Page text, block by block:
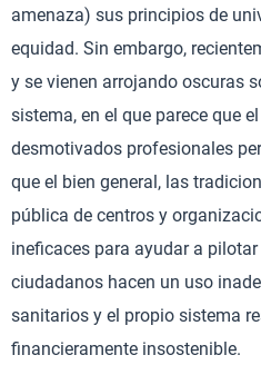
amenaza) sus principios de
equidad. Sin embargo,
y se vienen arrojando oscuras
sistema, en el que parece que
desmotivados profesionales
que el bien general, las
pública de centros y
ineficaces para ayudar a
ciudadanos hacen un uso
sanitarios y el propio sistema
financieramente insostenible.